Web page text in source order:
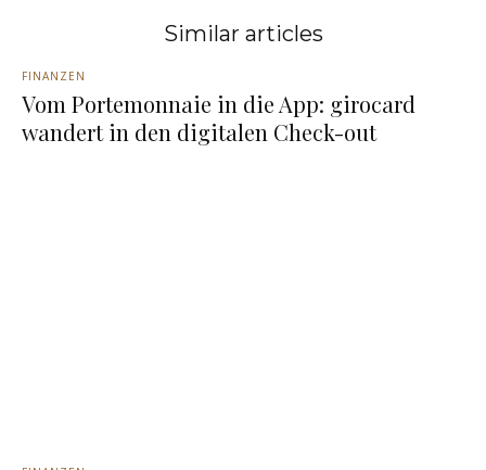
Similar articles
FINANZEN
Vom Portemonnaie in die App: girocard
wandert in den digitalen Check-out